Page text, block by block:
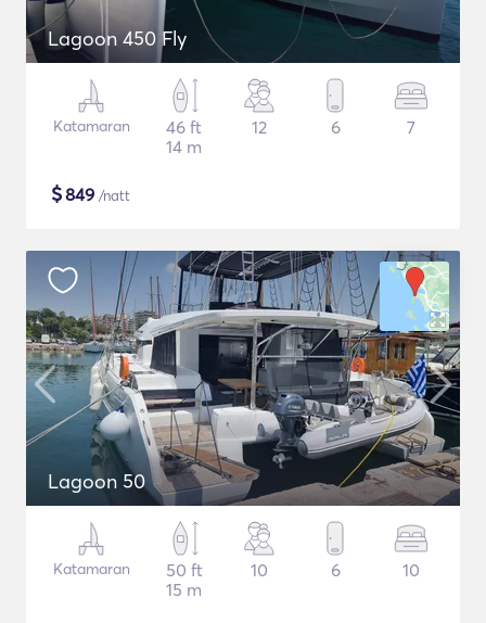
Lagoon 450 Fly
Katamaran
46 ft
14 m
12 6 7
$849 /natt
Lagoon 50
Katamaran
50 ft
15 m
10 6 10